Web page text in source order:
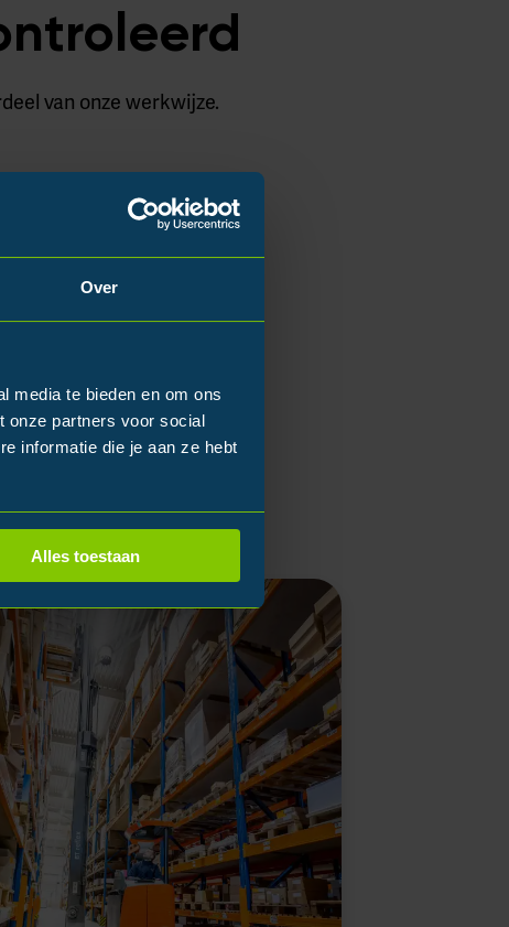
Over
media te bieden en om ons
onze partners voor social
informatie die je aan ze hebt
Alles toestaan
van onze werkwijze.